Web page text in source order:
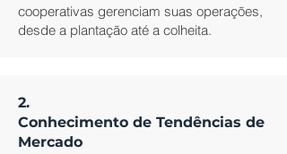
cooperativas gerenciam suas operações,
desde a plantação até a colheita.
2.
Conhecimento de Tendências de
Mercado